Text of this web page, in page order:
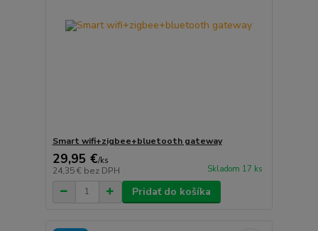
Smart wifi+zigbee+bluetooth gateway
29,95 €/ks
24,35 € bez DPH Skladom 17 ks
Pridať do košíka